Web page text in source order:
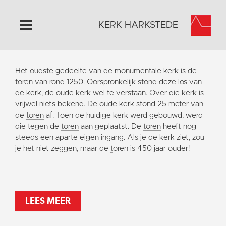
Home
Algemeen
Historie
Omgeving
Activiteiten
Steun ons
KERK HARKSTEDE
Het oudste gedeelte van de monumentale kerk is de
toren van rond 1250. Oorspronkelijk stond deze los van
de kerk, de oude kerk wel te verstaan. Over die kerk is
vrijwel niets bekend. De oude kerk stond 25 meter van
de toren af. Toen de huidige kerk werd gebouwd, werd
die tegen de toren aan geplaatst. De toren heeft nog
steeds een aparte eigen ingang. Als je de kerk ziet, zou
je het niet zeggen, maar de toren is 450 jaar ouder!
LEES MEER